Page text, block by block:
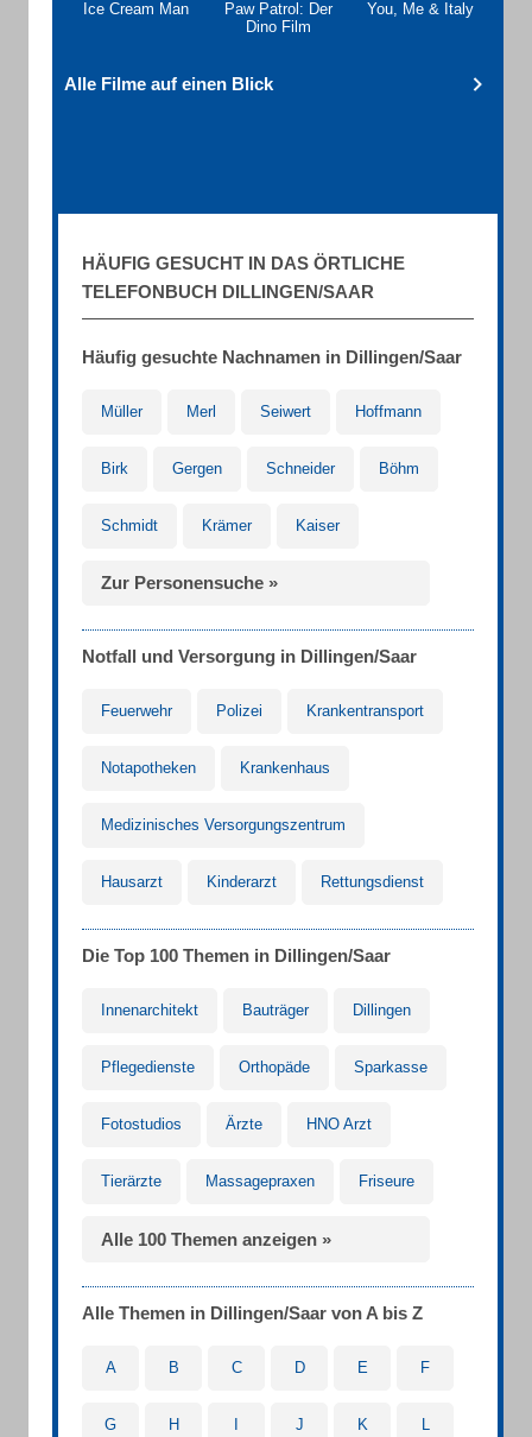
Ice Cream Man
Paw Patrol: Der
Dino Film
You, Me & Italy
Alle Filme auf einen Blick
HÄUFIG GESUCHT IN DAS ÖRTLICHE
TELEFONBUCH DILLINGEN/SAAR
Häufig gesuchte Nachnamen in Dillingen/Saar
Müller Merl Seiwert Hoffmann
Birk Gergen Schneider Böhm
Schmidt Krämer Kaiser
Zur Personensuche »
Notfall und Versorgung in Dillingen/Saar
Feuerwehr Polizei Krankentransport
Notapotheken Krankenhaus
Medizinisches Versorgungszentrum
Hausarzt Kinderarzt Rettungsdienst
Die Top 100 Themen in Dillingen/Saar
Innenarchitekt Bauträger Dillingen
Pflegedienste Orthopäde Sparkasse
Fotostudios Ärzte HNO Arzt
Tierärzte Massagepraxen Friseure
Alle 100 Themen anzeigen »
Alle Themen in Dillingen/Saar von A bis Z
A B C D E F
G H J K L